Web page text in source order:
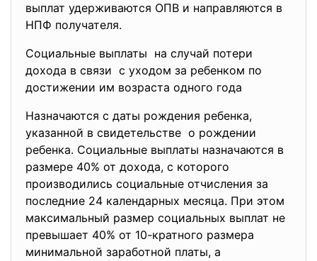
выплат удерживаются ОПВ и направляются в
НПФ получателя.
Социальные выплаты на случай потери
дохода в связи с уходом за ребенком по
достижении им возраста одного года
Назначаются с даты рождения ребенка,
указанной в свидетельстве о рождении
ребенка. Социальные выплаты назначаются в
размере 40% от дохода, с которого
производились социальные отчисления за
последние 24 календарных месяца. При этом
максимальный размер социальных выплат не
превышает 40% от 10-кратного размера
минимальной заработной платы, а